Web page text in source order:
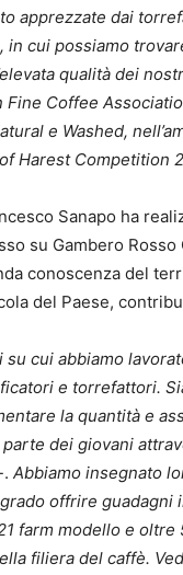
apprezzate dai
in cui possiamo
qualità dei
Fine Coffee
e Washed,
Harest Competition
Sanapo ha
su Gambero
conoscenza del
del Paese,
su cui abbiamo
e torrefattori.
la quantità e
parte dei giovani
Abbiamo insegnato
offrire
farm modello e
filiera del caffè.